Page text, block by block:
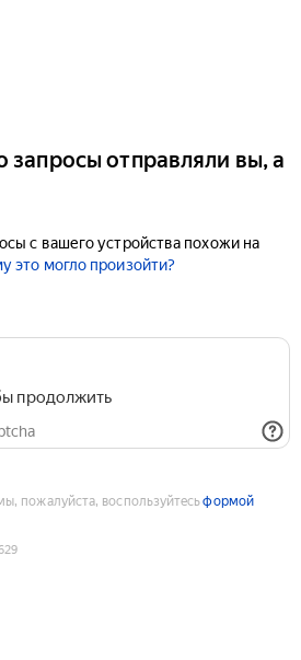
запросы отправляли вы, а
с вашего устройства похожи на
это могло произойти?
продолжить
пожалуйста, воспользуйтесьформой